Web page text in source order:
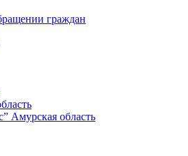
граждан
Амурская область